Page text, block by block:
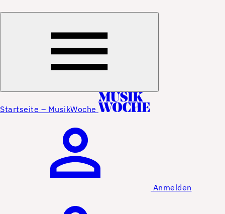
Startseite – MusikWoche
Anmelden